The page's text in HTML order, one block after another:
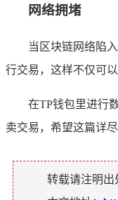
网络拥堵
当区块链网络陷
行交易，这样不仅可
在TP钱包里进行
卖交易，希望这篇详
转载请注明出